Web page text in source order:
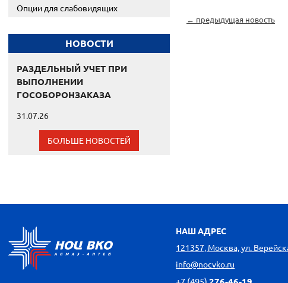
Опции для слабовидящих
НОВОСТИ
РАЗДЕЛЬНЫЙ УЧЕТ ПРИ
ВЫПОЛНЕНИИ
ГОСОБОРОНЗАКАЗА
31.07.26
БОЛЬШЕ НОВОСТЕЙ
← предыдущая новость
НАШ АДРЕС
121357, Москва, ул.
info@nocvko.ru